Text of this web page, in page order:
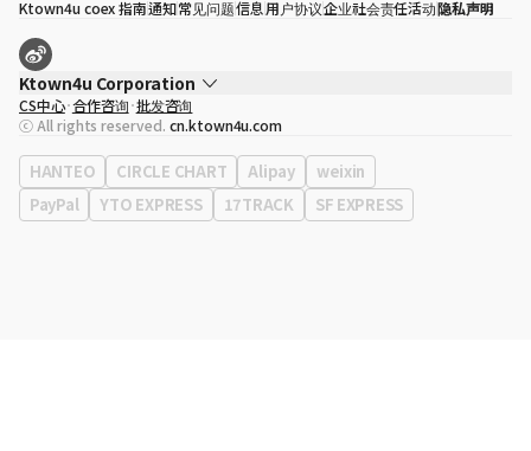
Ktown4u coex 指南通知常见问题信息用户协议企业社会责任活动隐私声明
Ktown4u Corporation
代表
宋効珉
营业执照 120-87-71116
公司地址 首尔特别市 江南区 岭东大路 513号 3楼 （三成洞， coex)
CS中心 合作咨询 批发咨询
ⓒ All rights reserved. cn.ktown4u.com
HANTEO CIRCLE CHART Alipay
weixin
PayPal
YTO EXPRESS 17TRACK SF EXPRESS